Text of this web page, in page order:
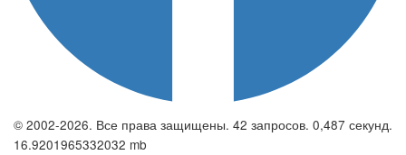
© 2002-2026. Все права защищены. 42 запросов. 0,487 секунд.
16.9201965332032 mb